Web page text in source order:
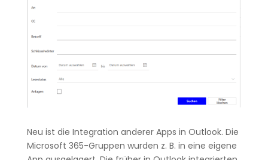
Neu ist die Integration anderer Apps in Outlook. Die
Microsoft 365-Gruppen wurden z. B. in eine eigene